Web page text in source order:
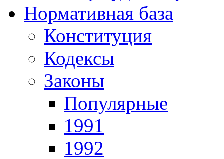
Нормативная база
Конституция
Кодексы
Законы
Популярные
1991
1992